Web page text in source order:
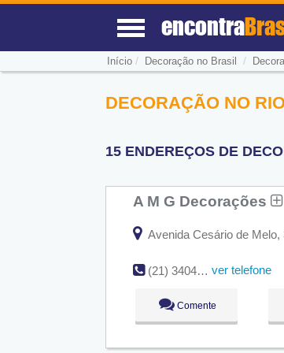
encontra
Início/ Decoração no Brasil /
DECORAÇÃO NO
15 ENDEREÇOS DE
A M G Decorações
Avenida Cesário de
(21) 3404-2884 ver telefone
Comente